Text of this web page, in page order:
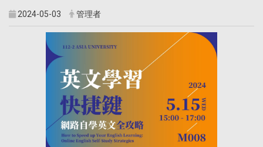
2024-05-03 管理者